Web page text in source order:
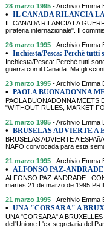
28 marzo 1995 - Archivio Emma
• IL CANADA RILANCIA LA
IL CANADA RILANCIA LA
pirateria internazionale". Il
26 marzo 1995 - Archivio Emma
• Inchiesta/Pesca: Perchè tutti
Inchiesta/Pesca: Perchè tutti
guerra con il Canada. Ma gli
23 marzo 1995 - Archivio Emma
• PAOLA BUONADONNA
PAOLA BUONADONNA
"WITHOUT RULES, MARKET
21 marzo 1995 - Archivio Emma
• BRUSELAS ADVIERTE A
BRUSELAS ADVIERTE A
NAFO convocada para esta
21 marzo 1995 - Archivio Emma
• ALFONSO PAZ-
ALFONSO PAZ-ANDRADE :
martes 21 de marzo de 1995
21 marzo 1995 - Archivio Emma
• UNA "CORSARA" A
UNA "CORSARA" A
dell'Unione L'ex segretaria del